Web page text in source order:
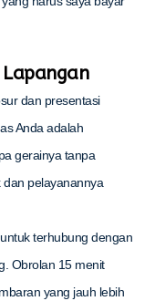
dan presentasi
Anda adalah
gerainya tanpa
pelayanannya
terhubung dengan
Obrolan 15 menit
yang jauh lebih